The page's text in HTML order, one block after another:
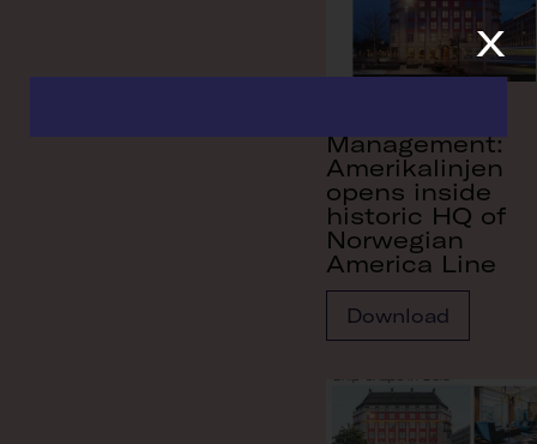
Management:
Amerikalinjen
opens inside
historic HQ of
Norwegian
America Line
Download
x